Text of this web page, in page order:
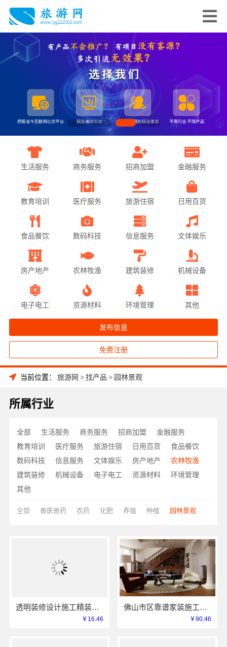
生活服务 商务服务 招商加盟 金融服务
教育培训 医疗服务 旅游住宿 日用百货
食品餐饮 数码科技 信息服务 文体娱乐
房产地产 农林牧渔 建筑装修 机械设备
电子电工 资源材料 环境管理 其他
发布信息
免费注册
当前位置： 旅游网 >找产品 > 园林景观
所属行业
全部 生活服务 商务服务 招商加盟
金融服务
教育培训
医疗服务 旅游住宿 日用百货
食品餐饮
数码科技
信息服务 文体娱乐 房产地产
农林牧渔
建筑装修
机械设备 电子电工 资源材料
环境管理
其他
全部 兽医兽药 农药 化肥 养殖 种植 园林景观
透明装修设计施工精装，浙江臻美新型建材有限公司
￥16.46
佛山市区靠谱家装施工，佛山市雅居美家建筑装饰工程有限公司
￥90.46